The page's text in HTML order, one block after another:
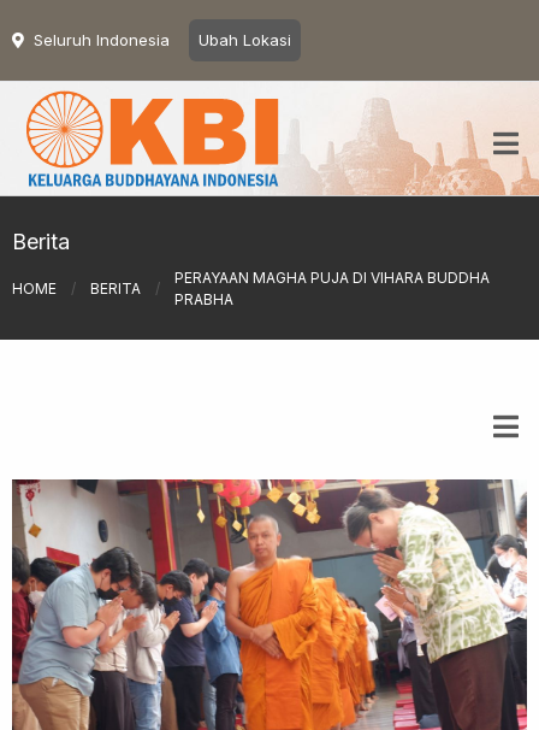
Seluruh Indonesia Ubah Lokasi
Berita
HOME / BERITA /
PERAYAAN MAGHA PUJA DI VIHARA BUDDHA
PRABHA